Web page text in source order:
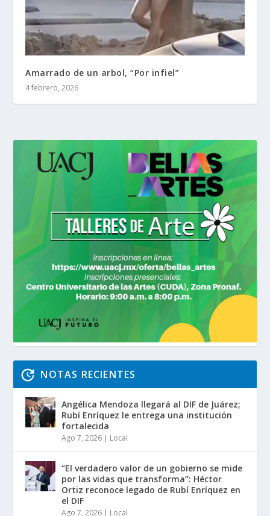
Amarrado de un arbol, “Por infiel”
4 febrero, 2026
NOTAS RECIENTES
Angélica Mendoza llegará al DIF de Juárez;
Rubí Enríquez le entrega una institución
fortalecida
Ago 7, 2026 | Local
“El verdadero valor de un gobierno se mide
por las vidas que transforma”: Héctor
Ortiz reconoce legado de Rubí Enríquez en
el DIF
Ago 7, 2026 | Local